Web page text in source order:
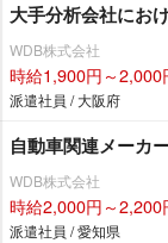
大手分析会社にお
WDB株式会社
時給1,900円～2,000
派遣社員 / 大阪府
自動車関連メーカ
WDB株式会社
時給2,000円～2,200
派遣社員 / 愛知県